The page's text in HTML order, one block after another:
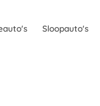
Sloopauto's